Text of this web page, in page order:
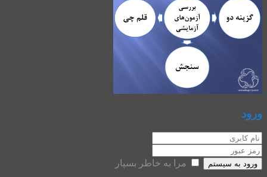
ورود
ورود به سیستم مرا به خاطر بسپار